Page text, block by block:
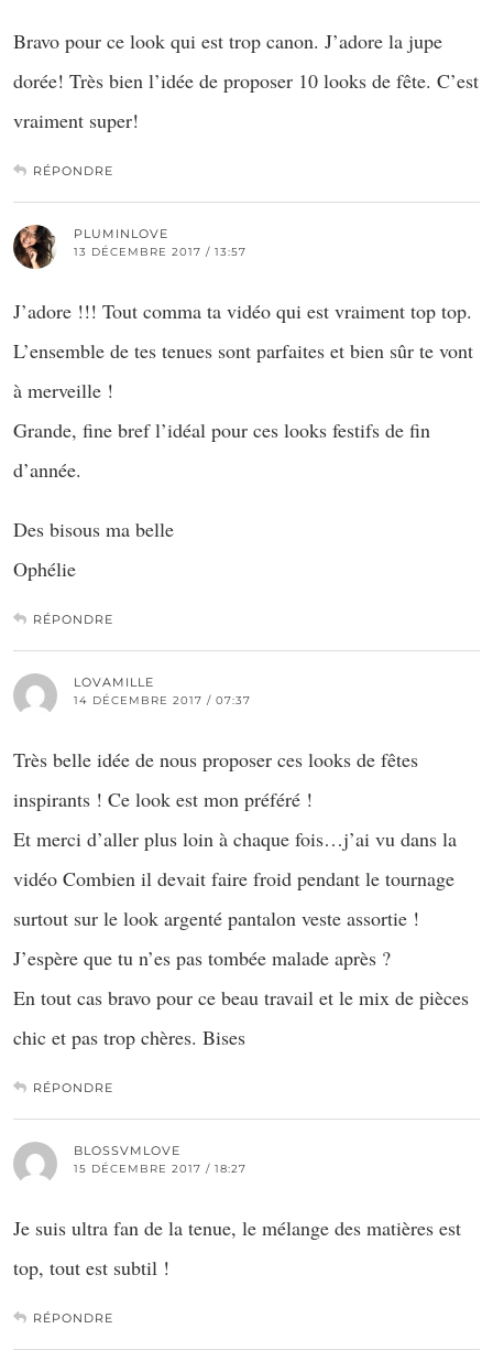
Bravo pour ce look qui est trop canon. J’adore la jupe
dorée! Très bien l’idée de proposer 10 looks de fête. C’est
vraiment super!
RÉPONDRE
PLUMINLOVE
13 DÉCEMBRE 2017 / 13:57
J’adore !!! Tout comma ta vidéo qui est vraiment top top.
L’ensemble de tes tenues sont parfaites et bien sûr te vont
à merveille !
Grande, fine bref l’idéal pour ces looks festifs de fin
d’année.
Des bisous ma belle
Ophélie
RÉPONDRE
LOVAMILLE
14 DÉCEMBRE 2017 / 07:37
Très belle idée de nous proposer ces looks de fêtes
inspirants ! Ce look est mon préféré !
Et merci d’aller plus loin à chaque fois…j’ai vu dans la
vidéo Combien il devait faire froid pendant le tournage
surtout sur le look argenté pantalon veste assortie !
J’espère que tu n’es pas tombée malade après ?
En tout cas bravo pour ce beau travail et le mix de pièces
chic et pas trop chères. Bises
RÉPONDRE
BLOSSVMLOVE
15 DÉCEMBRE 2017 / 18:27
Je suis ultra fan de la tenue, le mélange des matières est
top, tout est subtil !
RÉPONDRE